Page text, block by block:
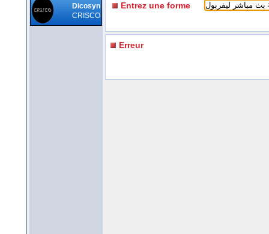
Dicosyn
CRISCO
Entrez une forme
Erreur